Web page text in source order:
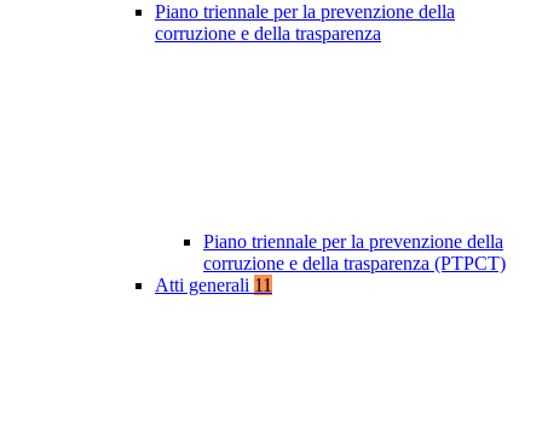
Piano triennale per la prevenzione della
corruzione e della trasparenza
Piano triennale per la prevenzione della
corruzione e della trasparenza (PTPCT)
Atti generali 11